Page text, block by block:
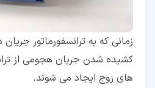
زمانی که به ترانسفورماتور
کشیده شدن جریان هجومی از
های زوج ایجاد می شوند.